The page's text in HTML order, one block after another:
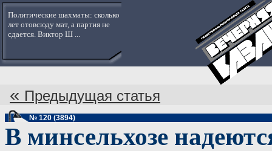
Политические шахматы: сколько
лет отовсюду мат, а партия не
сдается. Виктор Ш ...
« Предыдущая статья
№ 120 (3894)
В минсельхозе